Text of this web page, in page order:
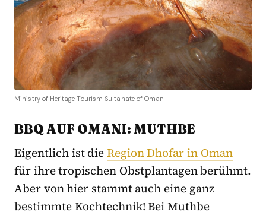
Ministry of Heritage Tourism Sultanate of Oman
BBQ AUF OMANI: MUTHBE
Eigentlich ist dieRegion Dhofar in Oman
für ihre tropischen Obstplantagen berühmt.
Aber von hier stammt auch eine ganz
bestimmte Kochtechnik! Bei Muthbe